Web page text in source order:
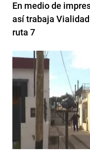
En medio de
así trabaja
ruta 7